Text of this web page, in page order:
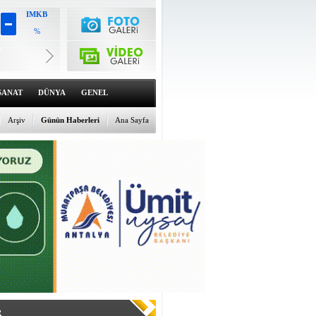
IMKB
%
6605.46
%1.93
Dolar
47.6991
%0.12
Euro
55.037
%-0.05
DÜNYA GENEL
Ana Sayfa
Günün Haberleri
Arşiv